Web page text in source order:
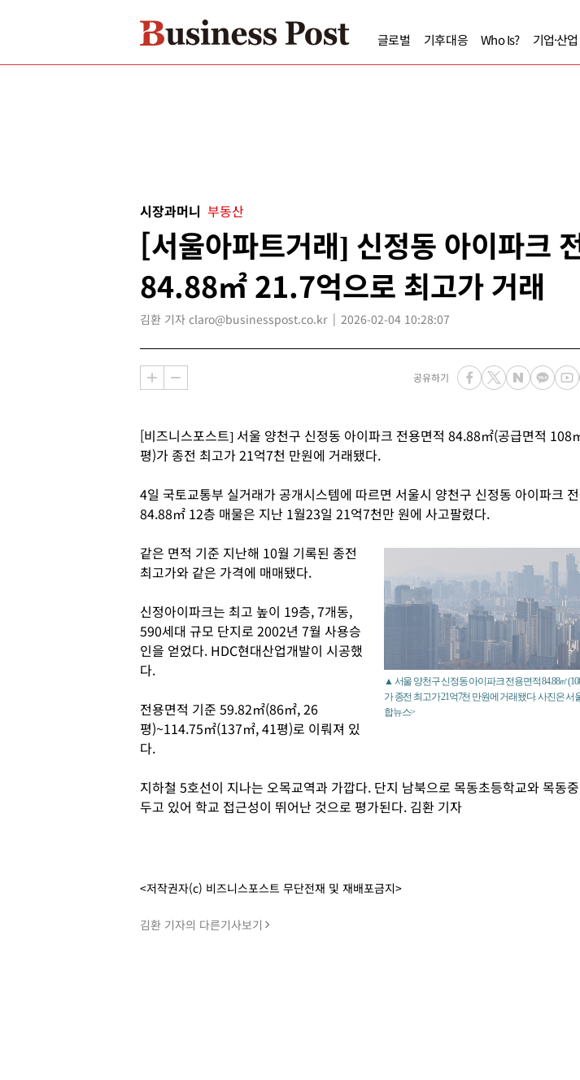
글로벌 기후대응 Who Is? 기업·산업
시장과머니 부동산
[서울아파트거래] 신정동 아이파크
84.88㎡ 21.7억으로 최고가 거래
김환 기자 claro@businesspost.co.kr 2026-02-04 10:28:07
공유하기
[비즈니스포스트] 서울 양천구 신정동 아이파크 전용면적 84.88㎡(공급면적 108
평)가 종전 최고가 21억7천 만원에 거래됐다.
4일 국토교통부 실거래가 공개시스템에 따르면 서울시 양천구 신정동 아이파크
84.88㎡ 12층 매물은 지난 1월23일 21억7천만 원에 사고팔렸다.
▲ 서울 양천구 신정동 아이파크 전용면적 84.88㎡
가 종전 최고가 21억7천 만원에 거래됐다. 사진은 서
합뉴스>
같은 면적 기준 지난해 10월 기록된 종전
최고가와 같은 가격에 매매됐다.
신정아이파크는 최고 높이 19층, 7개동,
590세대 규모 단지로 2002년 7월 사용승
인을 얻었다. HDC현대산업개발이 시공했
다.
전용면적 기준 59.82㎡(86㎡, 26
평)~114.75㎡(137㎡, 41평)로 이뤄져 있
다.
지하철 5호선이 지나는 오목교역과 가깝다. 단지 남북으로 목동초등학교와 목동
두고 있어 학교 접근성이 뛰어난 것으로 평가된다. 김환 기자
<저작권자(c) 비즈니스포스트 무단전재 및 재배포금지>
김환 기자의 다른기사보기